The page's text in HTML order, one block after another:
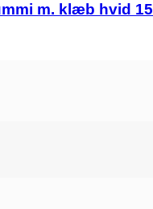
m. klæb hvid